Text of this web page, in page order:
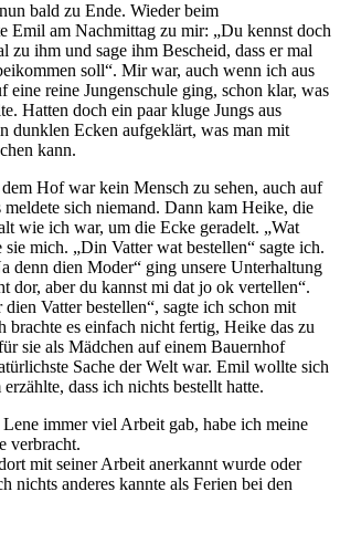
bald zu Ende. Wieder beim
Emil am Nachmittag zu mir:
Du kennst doch
zu ihm und sage ihm Bescheid, dass er mal
soll . Mir war, auch wenn ich aus
eine reine Jungenschule ging, schon klar, was
Hatten doch ein paar kluge Jungs aus
dunklen Ecken aufgeklärt, was man mit
kann.
Hof war kein Mensch zu sehen, auch auf
sich niemand. Dann kam Heike, die
wie ich war, um die Ecke geradelt.
Wat
sie mich. Din Vatter wat bestellen
sagte ich.
denn dien Moder
ging unsere Unterhaltung
dor, aber du kannst mi dat jo ok vertellen .
Vatter bestellen , sagte ich schon mit
brachte es einfach nicht fertig, Heike das zu
sie als Mädchen auf einem Bauernhof
Sache der Welt war. Emil wollte sich
dass ich nichts bestellt hatte.
immer viel Arbeit gab, habe ich meine
verbracht.
mit seiner Arbeit anerkannt wurde oder
nichts anderes kannte als Ferien bei den